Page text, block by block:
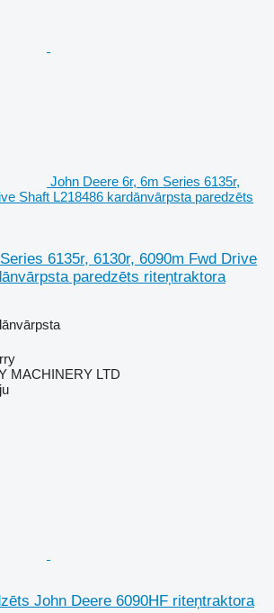
John Deere 6r, 6m Series 6135r,
Shaft L218486 kardānvārpsta paredzēts
6135r, 6130r, 6090m Fwd Drive
paredzēts riteņtraktora
MACHINERY LTD
John Deere 6090HF riteņtraktora